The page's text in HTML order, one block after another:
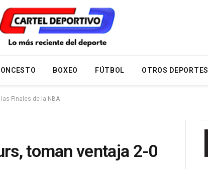
BOXEO FÚTBOL OTROS DEPORTES
Finales de la NBA
toman ventaja 2-0